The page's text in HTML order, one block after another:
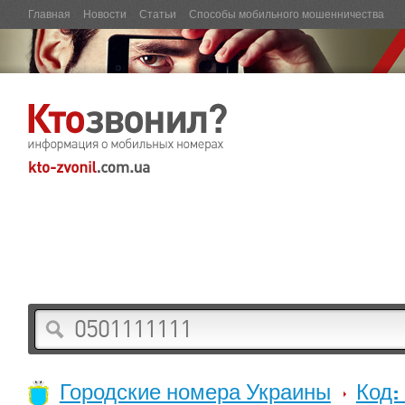
Главная Новости Статьи Способы мобильного мошенничества
Городские номера Украины Код: